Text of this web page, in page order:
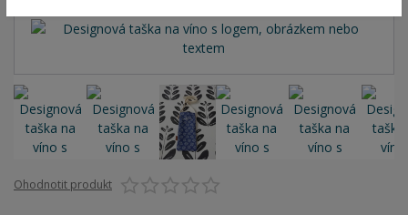
Ohodnotit produkt